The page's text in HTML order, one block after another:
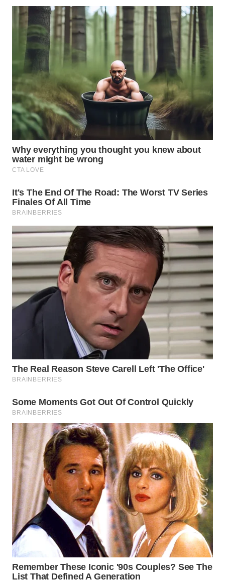
WN
TAPANULI
UTARA
SAMOSIR
WN
PADANG
LAWAS
WN
SUMEDANG
CIANJUR
WN
KEPULAUAN
SERIBU
WN
TANGERANG
WN
BINJAI
WN
WN
KUNINGAN
WN
MAJALENGKA
WN
SUBANG
WN
SUKABUMI
WN
PURWAKARTA